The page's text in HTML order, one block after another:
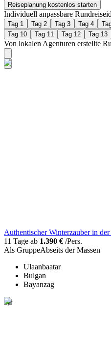
Reiseplanung kostenlos starten
Individuell anpassbare
Tag 1 Tag 2 Tag 3 Tag 4
Tag 10
Tag 11 Tag 12 Tag 13
Von lokalen Agenturen erstellte
Authentischer Winterzauber in
11 Tage ab 1.390 € /Pers.
Als GruppeAbseits der Massen
Ulaanbaatar
Bulgan
Bayanzag